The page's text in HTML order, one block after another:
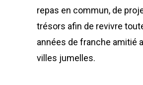
repas en commun, de
trésors afin de revivre
années de franche amitié
villes jumelles.